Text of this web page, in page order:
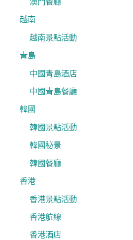
越南
越南景點活動
青島
中國青島酒店
中國青島餐廳
韓國
韓國景點活動
韓國秘景
韓國餐廳
香港
香港景點活動
香港航線
香港酒店